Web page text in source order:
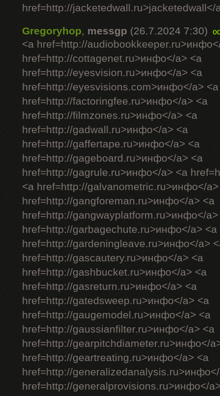
href=http://jacketedwall.ru>jacketedwall</
Gregoryhop,messgp (26.7.2024 7:30)
<a href=http://
href=http://cottagenet.ru>инфо</a> <a
href=http://eyesvision.ru>инфо</a> <a
href=http://eyesvisions.com>инфо</a> <a
href=http://factoringfee.ru>инфо</a> <a
href=http://filmzones.ru>инфо</a> <a
href=http://gadwall.ru>инфо</a> <a
href=http://gaffertape.ru>инфо</a> <a
href=http://gageboard.ru>инфо</a> <a
href=http://gagrule.ru>инфо</a> <a
<a href=http://galvanometric.ru>инфо</
href=http://gangforeman.ru>инфо</a> <a
href=http://gangwayplatform.ru>инфо</a>
href=http://garbagechute.ru>инфо</a> <a
href=http://gardeningleave.ru>инфо</a>
href=http://gascautery.ru>инфо</a> <a
href=http://gashbucket.ru>инфо</a> <a
href=http://gasreturn.ru>инфо</a> <a
href=http://gatedsweep.ru>инфо</a> <a
href=http://gaugemodel.ru>инфо</a> <a
href=http://gaussianfilter.ru>инфо</a> <a
href=http://gearpitchdiameter.ru>инфо</
href=http://geartreating.ru>инфо</a> <a
href=http://
href=http://generalprovisions.ru>инфо</